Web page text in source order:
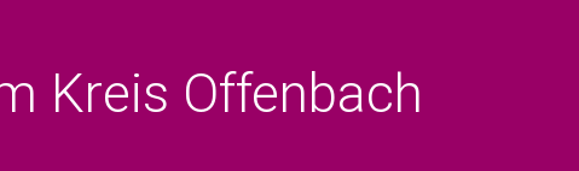
Kreis Offenbach